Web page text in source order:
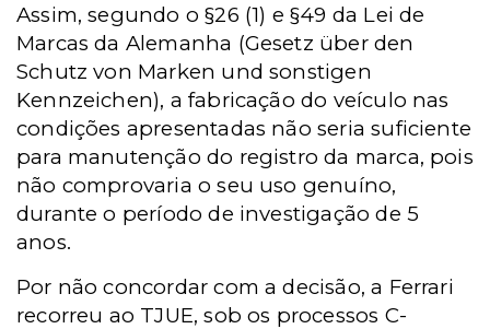
Assim, segundo o §26 (1) e §49 da Lei de
Marcas da Alemanha (Gesetz über den
Schutz von Marken und sonstigen
Kennzeichen), a fabricação do veículo nas
condições apresentadas não seria suficiente
para manutenção do registro da marca, pois
não comprovaria o seu uso genuíno,
durante o período de investigação de 5
anos.
Por não concordar com a decisão, a Ferrari
recorreu ao TJUE, sob os processos C-